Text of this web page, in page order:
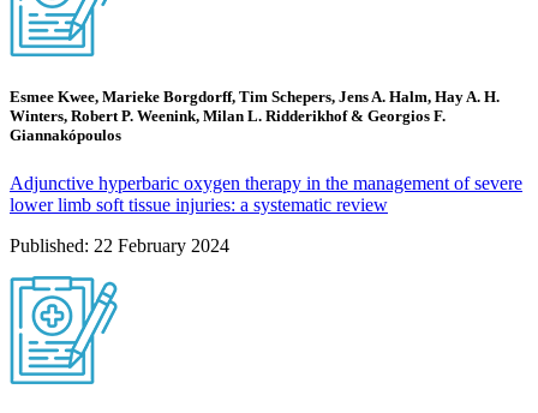
Esmee Kwee, Marieke Borgdorff, Tim Schepers, Jens A. Halm, Hay A. H.
Winters, Robert P. Weenink, Milan L. Ridderikhof & Georgios F.
Giannakópoulos
Adjunctive hyperbaric oxygen therapy in the management of severe
lower limb soft tissue injuries: a systematic review
Published: 22 February 2024